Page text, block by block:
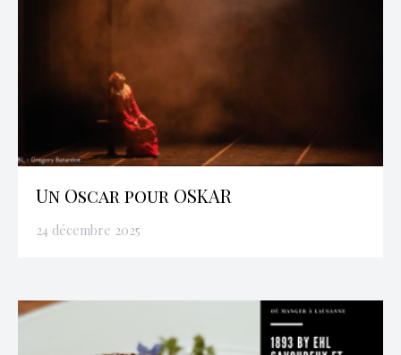
Un Oscar pour OSKAR
24 décembre 2025